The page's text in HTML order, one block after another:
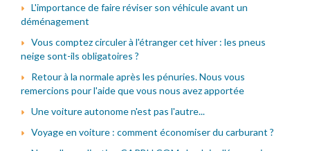
L'importance de faire réviser son véhicule avant un
déménagement
Vous comptez circuler à l'étranger cet hiver : les pneus
neige sont-ils obligatoires ?
Retour à la normale après les pénuries. Nous vous
remercions pour l'aide que vous nous avez apportée
Une voiture autonome n'est pas l'autre...
Voyage en voiture : comment économiser du carburant ?